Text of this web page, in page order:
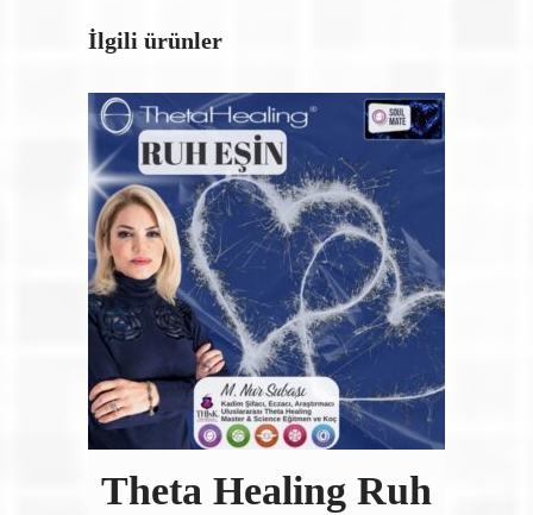
İlgili ürünler
Theta Healing Ruh